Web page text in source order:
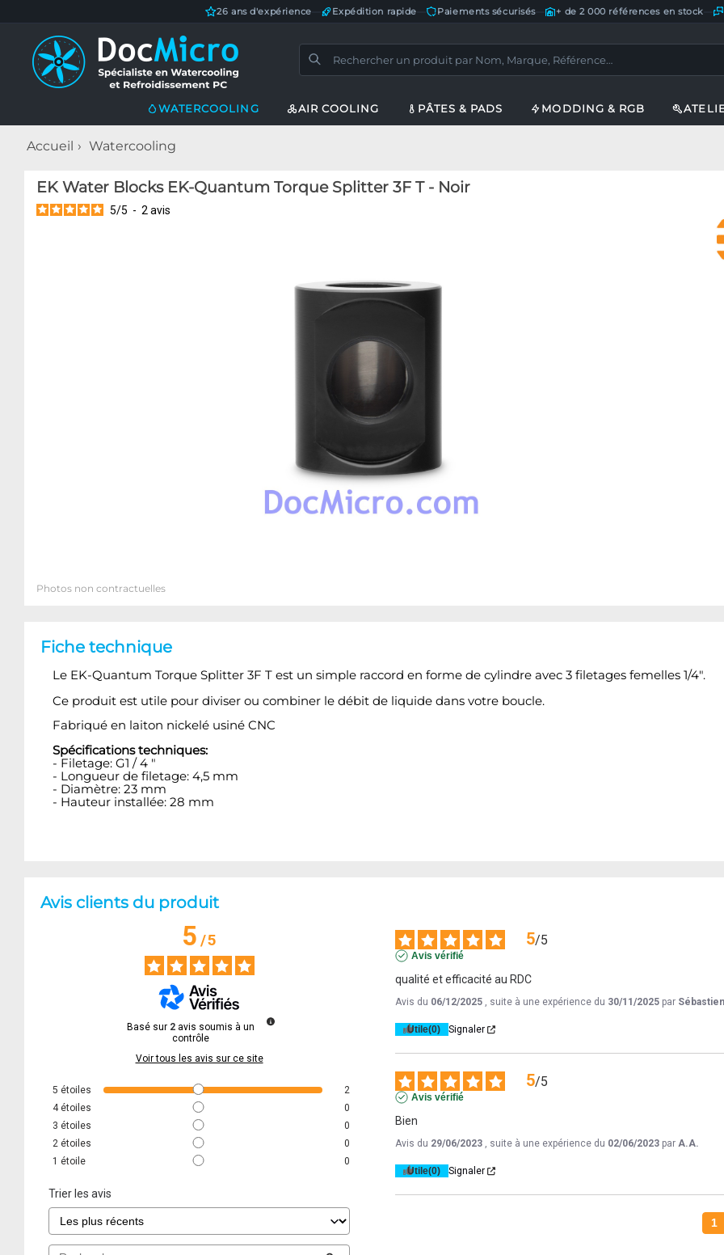
26 ans d'expérience Expédition rapide Paiements sécurisés— + de 2 000 références en stock
WATERCOOLING AIR COOLING PÂTES & PADS MODDING & RGB
Accueil Watercooling
EK Water Blocks EK-Quantum Torque Splitter 3F T - Noir
5/5 - 2 avis
Photos non contractuelles
Fiche technique
Le EK-Quantum Torque Splitter 3F T est un simple raccord en forme de cylindre avec 3 filetages femelles 1/4".
Ce produit est utile pour diviser ou combiner le débit de liquide dans votre boucle.
Fabriqué en laiton nickelé usiné CNC
Spécifications techniques:
- Filetage: G1 / 4 "
- Longueur de filetage: 4,5 mm
- Diamètre: 23 mm
- Hauteur installée: 28 mm
Avis clients du produit
5/5
Basé sur 2 avis soumis à un
contrôle
Voir tous les avis sur ce site
5 étoiles
2
4 étoiles
0
3 étoiles
0
2 étoiles
0
1 étoile 0
Trier les avis
5/5
Avis vérifié
qualité et efficacité au RDC
Avis du 06/12/2025 , suite à une expérience du 30/11/2025 par
Utile(0) Signaler
5/5
Avis vérifié
Bien
Avis du 29/06/2023 , suite à une expérience du 02/06/2023 parA.A.
Utile(0) Signaler
1